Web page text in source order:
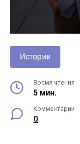
Истории
Время чтения
5 мин.
Комментарии
0